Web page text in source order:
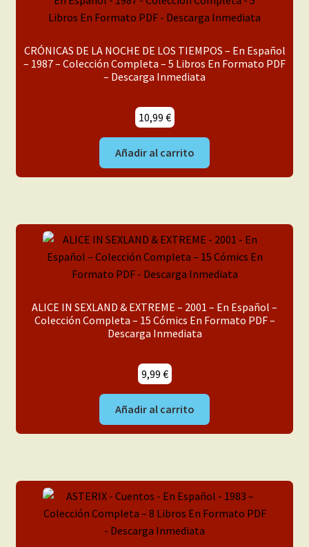
CRÓNICAS DE LA NOCHE DE LOS TIEMPOS – En Español
– 1987 – Colección Completa – 5 Libros En Formato PDF
– Descarga Inmediata
10,99 €
Añadir al carrito
ALICE IN SEXLAND & EXTREME – 2001 – En Español –
Colección Completa – 15 Cómics En Formato PDF –
Descarga Inmediata
9,99 €
Añadir al carrito